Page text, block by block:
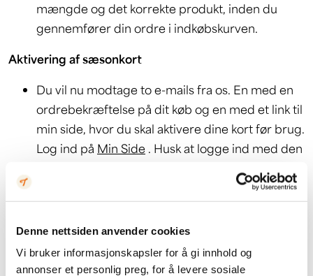
Denne nettsiden anvender cookies
Vi bruker informasjonskapsler for å gi innhold og
annonser et personlig preg, for å levere sosiale
mængde og det korrekte produkt, inden du
gennemfører din ordre i indkøbskurven.
Aktivering af sæsonkort
Du vil nu modtage to e-mails fra os. En med en
ordrebekræftelse på dit køb og en med et link til
min side, hvor du skal aktivere dine kort før brug.
Log ind på Min Side . Husk at logge ind med den
På min side får du en oversigt over hvilke kort
der mangler aktivering. Disse er markeret med
rødt og med "Du skal indtaste en bruger".
Udfyld formularen og alle nødvendige
oplysninger. Hvis du har købt flere kort i samme